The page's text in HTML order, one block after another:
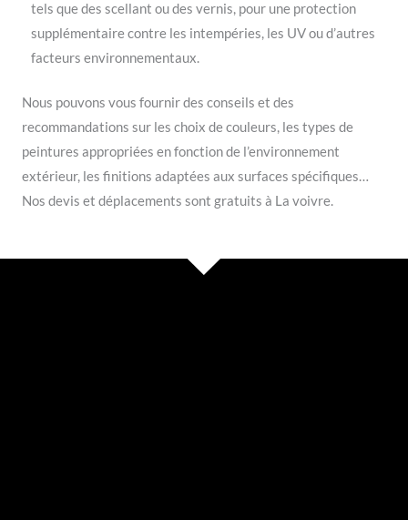
tels que des scellant ou des vernis, pour une protection
supplémentaire contre les intempéries, les UV ou d’autres
facteurs environnementaux.
Nous pouvons vous fournir des conseils et des
recommandations sur les choix de couleurs, les types de
peintures appropriées en fonction de l’environnement
extérieur, les finitions adaptées aux surfaces spécifiques…
Nos devis et déplacements sont gratuits à La voivre.